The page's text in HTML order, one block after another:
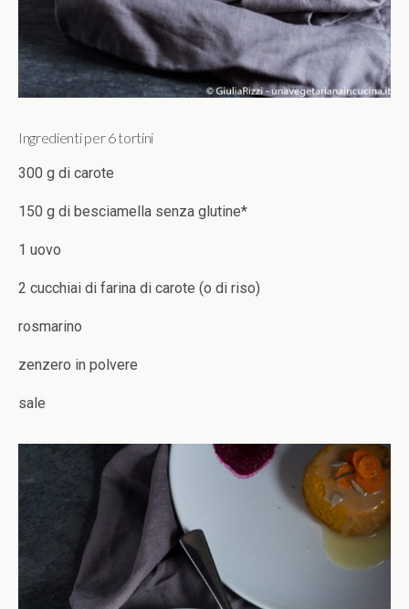
Ingredienti per 6 tortini
300 g di carote
150 g di besciamella senza glutine*
1 uovo
2 cucchiai di farina di carote (o di riso)
rosmarino
zenzero in polvere
sale